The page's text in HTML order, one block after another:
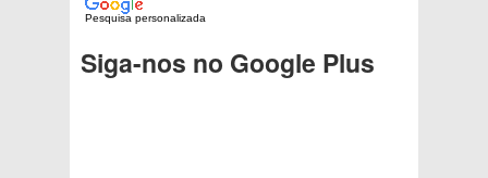
Pesquisa personalizada
Siga-nos no Google Plus